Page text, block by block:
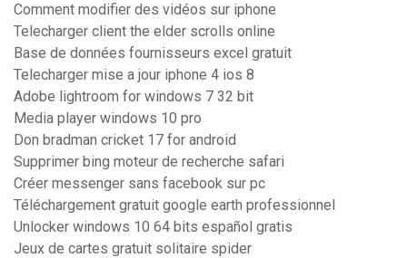
Comment modifier des vidéos sur iphone
Telecharger client the elder scrolls online
Base de données fournisseurs excel gratuit
Telecharger mise a jour iphone 4 ios 8
Adobe lightroom for windows 7 32 bit
Media player windows 10 pro
Don bradman cricket 17 for android
Supprimer bing moteur de recherche safari
Créer messenger sans facebook sur pc
Téléchargement gratuit google earth professionnel
Unlocker windows 10 64 bits español gratis
Jeux de cartes gratuit solitaire spider